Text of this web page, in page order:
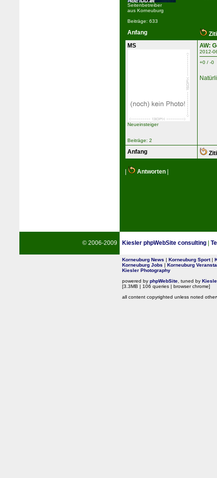
Seitenbetreiber
aus Korneuburg
Beiträge: 633
Anfang
MS
Neueinsteiger
Beiträge: 2
AW:
2012-
+0 / -0
Anfang
Antworten
© 2006-2009 Kiesler phpWebSite consulting
Korneuburg News | Korneuburg Sport|
Korneuburg Jobs | Korneuburg
Kiesler Photography
powered by phpWebSite , tuned by
[3.3MB | 106 queries | browser chrome]
all content copyrighted unless noted